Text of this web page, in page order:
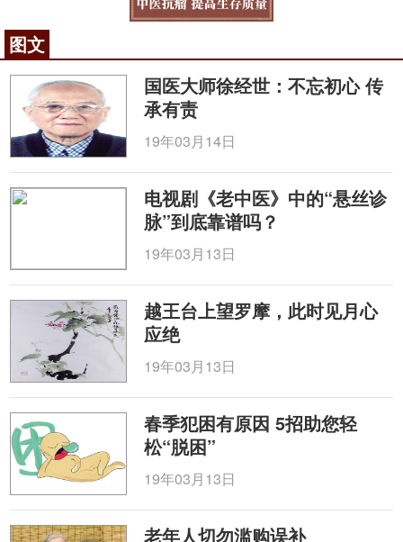
图文
国医大师徐经世：不忘初心 传
承有责
19年03月14日
电视剧《老中医》中的“悬丝诊
脉”到底靠谱吗？
19年03月13日
越王台上望罗摩，此时见月心
应绝
19年03月13日
春季犯困有原因 5招助您轻
松“脱困”
19年03月13日
老年人切勿滥购误补